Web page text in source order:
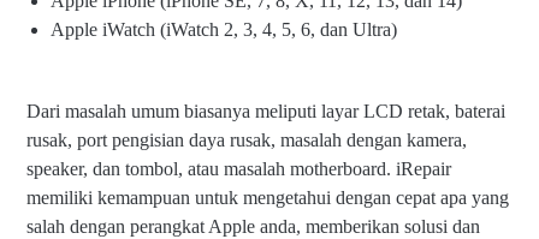
Apple iWatch (iWatch 2, 3, 4, 5, 6, dan Ultra)
Dari masalah umum biasanya meliputi layar LCD retak, baterai
rusak, port pengisian daya rusak, masalah dengan kamera,
speaker, dan tombol, atau masalah motherboard. iRepair
memiliki kemampuan untuk mengetahui dengan cepat apa yang
salah dengan perangkat Apple anda, memberikan solusi dan